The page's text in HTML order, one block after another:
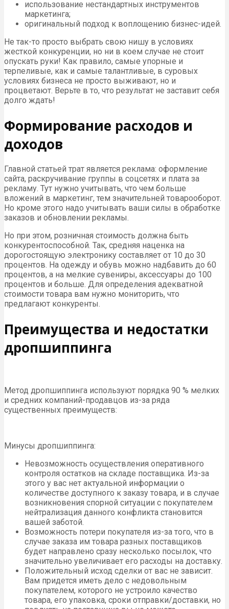
использование нестандартных инструментов
маркетинга;
оригинальный подход к воплощению бизнес-идей.
Не так-то просто выбрать свою нишу в условиях
жесткой конкуренции, но ни в коем случае не стоит
опускать руки! Как правило, самые упорные и
терпеливые, как и самые талантливые, в суровых
условиях бизнеса не просто выживают, но и
процветают. Верьте в то, что результат не заставит себя
долго ждать!
Формирование расходов и
доходов
Главной статьей трат является реклама: оформление
сайта, раскручивание группы в соцсетях и плата за
рекламу. Тут нужно учитывать, что чем больше
вложений в маркетинг, тем значительней товарооборот.
Но кроме этого надо учитывать ваши силы в обработке
заказов и обновлении рекламы.
Но при этом, розничная стоимость должна быть
конкурентоспособной. Так, средняя наценка на
дорогостоящую электронику составляет от 10 до 30
процентов. На одежду и обувь можно надбавить до 60
процентов, а на мелкие сувениры, аксессуары до 100
процентов и больше. Для определения адекватной
стоимости товара вам нужно мониторить, что
предлагают конкуренты.
Преимущества и недостатки
дропшиппинга
Метод дропшиппинга используют порядка 90 % мелких
и средних компаний-продавцов из-за ряда
существенных преимуществ:
Минусы дропшиппинга:
Невозможность осуществления оперативного
контроля остатков на складе поставщика. Из-за
этого у вас нет актуальной информации о
количестве доступного к заказу товара, и в случае
возникновения спорной ситуации с покупателем
нейтрализация данного конфликта становится
вашей заботой.
Возможность потери покупателя из-за того, что в
случае заказа им товара разных поставщиков
будет направлено сразу несколько посылок, что
значительно увеличивает его расходы на доставку.
Положительный исход сделки от вас не зависит.
Вам придется иметь дело с недовольным
покупателем, которого не устроило качество
товара, его упаковка, сроки отправки/доставки, но